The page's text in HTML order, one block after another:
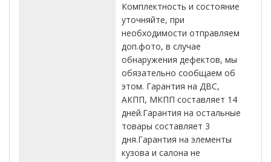
Комплектность и состояние
уточняйте, при
необходимости отправляем
доп.фото, в случае
обнаружения дефектов, мы
обязательно сообщаем об
этом. Гарантия на ДВС,
АКПП, МКПП составляет 14
дней.Гарантия на остальные
товары составляет 3
дня.Гарантия на элементы
кузова и салона не